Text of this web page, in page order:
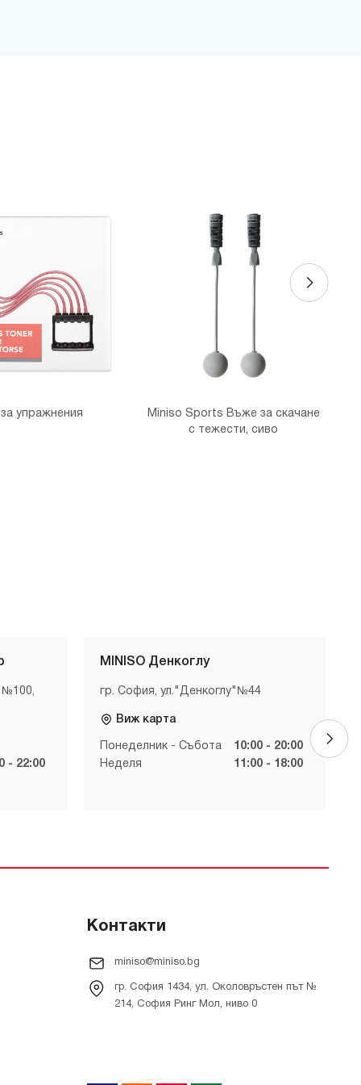
упражнения
Miniso Sports Въже за скачане
с тежести, сиво
№100,
- 22:00
MINISO Денкоглу
гр. София, ул."Денкоглу"№44
Виж карта
Понеделник - Събота
10:00 - 20:00
Неделя
11:00 - 18:00
Контакти
miniso@miniso.bg
гр. София 1434, ул. Околовръстен път №
214, София Ринг Мол, ниво 0